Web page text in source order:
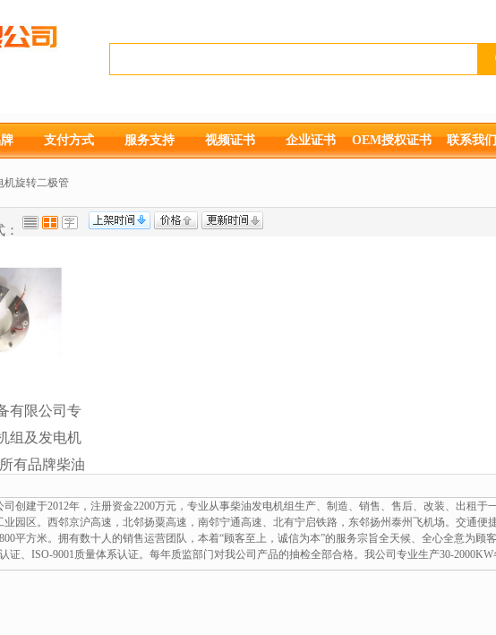
支付方式 服务支持 视频证书 企业证书 OEM授权证书 联系我们
机旋转二极管
：
有限公司专
组及发电机
有品牌柴油
创建于2012年，注册资金2200万元，专业从事柴油发电机组生产、制造、销售、售后、改装、出租
园区。西邻京沪高速，北邻扬粟高速，南邻宁通高速、北有宁启铁路，东邻扬州泰州飞机场。交通便
平方米。拥有数十人的销售运营团队，本着“顾客至上，诚信为本”的服务宗旨全天候、全心全意为顾
证、ISO-9001质量体系认证。每年质监部门对我公司产品的抽检全部合格。我公司专业生产30-2000KW